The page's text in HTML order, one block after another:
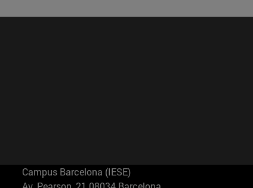
Campus Barcelona (IESE)